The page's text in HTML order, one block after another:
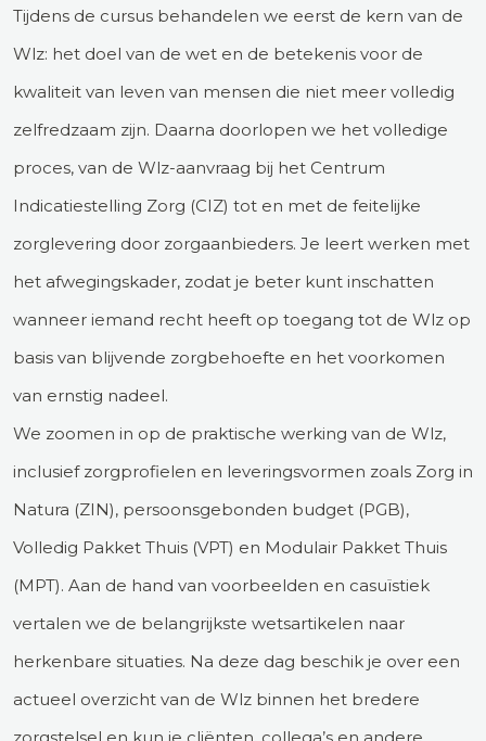
Tijdens de cursus behandelen we eerst de kern van de
Wlz: het doel van de wet en de betekenis voor de
kwaliteit van leven van mensen die niet meer volledig
zelfredzaam zijn. Daarna doorlopen we het volledige
proces, van de Wlz-aanvraag bij het Centrum
Indicatiestelling Zorg (CIZ) tot en met de feitelijke
zorglevering door zorgaanbieders. Je leert werken met
het afwegingskader, zodat je beter kunt inschatten
wanneer iemand recht heeft op toegang tot de Wlz op
basis van blijvende zorgbehoefte en het voorkomen
van ernstig nadeel.
We zoomen in op de praktische werking van de Wlz,
inclusief zorgprofielen en leveringsvormen zoals Zorg in
Natura (ZIN), persoonsgebonden budget (PGB),
Volledig Pakket Thuis (VPT) en Modulair Pakket Thuis
(MPT). Aan de hand van voorbeelden en casuïstiek
vertalen we de belangrijkste wetsartikelen naar
herkenbare situaties. Na deze dag beschik je over een
actueel overzicht van de Wlz binnen het bredere
zorgstelsel en kun je cliënten, collega’s en andere